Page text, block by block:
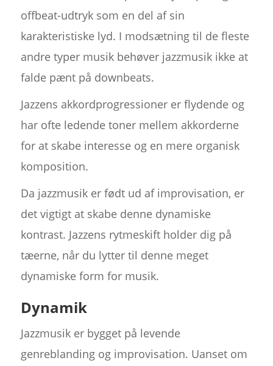
offbeat-udtryk som en del af sin
karakteristiske lyd. I modsætning til de fleste
andre typer musik behøver jazzmusik ikke at
falde pænt på downbeats.
Jazzens akkordprogressioner er flydende og
har ofte ledende toner mellem akkorderne
for at skabe interesse og en mere organisk
komposition.
Da jazzmusik er født ud af improvisation, er
det vigtigt at skabe denne dynamiske
kontrast. Jazzens rytmeskift holder dig på
tæerne, når du lytter til denne meget
dynamiske form for musik.
Dynamik
Jazzmusik er bygget på levende
genreblanding og improvisation. Uanset om